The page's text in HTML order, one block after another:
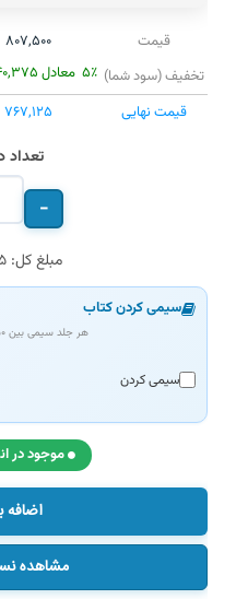
قیمت ۸۰۷,۵۰۰
تخفیف (سود شما) ۵٪ معادل
قیمت نهایی
۷۶۷,۱۲۵
تعداد
−
مبلغ کل: ۷۶۷,۱۲۵ تومان
سیمی کردن کتاب
هر جلد سیمی بین ۵۰ تا ۵۰۰ صفحه می‌باشد.
سیمی کردن
موجود در
مشاهده